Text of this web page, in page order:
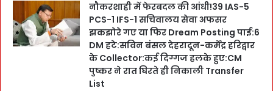
नौकरशाही में फेरबदल की आंधी!39 IAS-5
PCS-1 IFS-1 सचिवालय सेवा अफसर
झकझोरे गए या फिर Dream Posting पाई:6
DM हटे:सविन बंसल देहरादून-कर्मेंद्र हरिद्वार
के Collector:कई दिग्गज हलके हुए:CM
पुष्कर ने रात घिरते ही निकाली Transfer
List